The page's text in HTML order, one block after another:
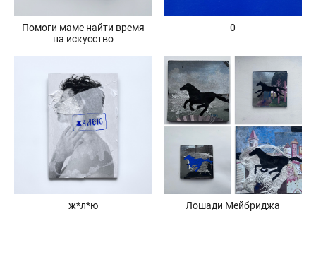
Помоги маме найти время
на искусство
0
ж*л*ю Лошади Мейбриджа